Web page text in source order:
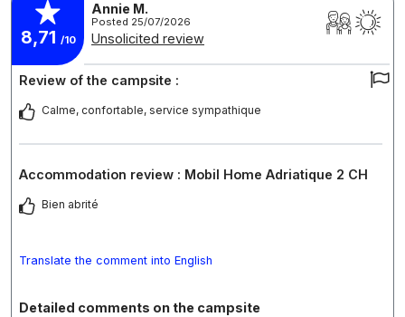
8,71 /10
Annie M.
Posted 25/07/2026
Unsolicited review
Review of the campsite :
Calme, confortable, service sympathique
Accommodation review : Mobil Home Adriatique 2 CH
Bien abrité
Translate the comment into English
Detailed comments on the campsite